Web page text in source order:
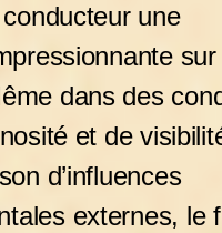
une
dans des
et de
d’influences
externes, le